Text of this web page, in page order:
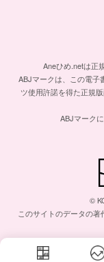
Aneひめ.netは正
ABJマークは、この電子
ツ使用許諾を得た正規
ABJマーク
©
このサイトのデータの